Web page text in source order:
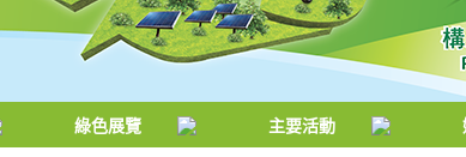
綠色展覽 主要活動